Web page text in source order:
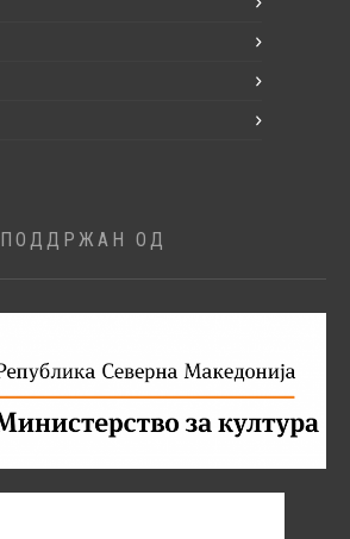
ПОДДРЖАН ОД